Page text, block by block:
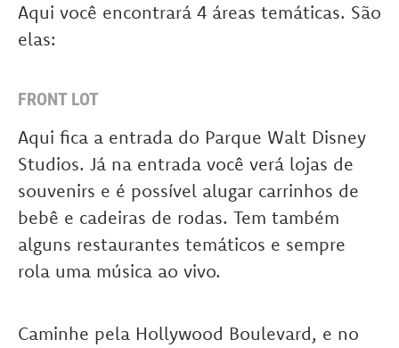
Aqui você encontrará 4 áreas temáticas. São
elas:
FRONT LOT
Aqui fica a entrada do Parque Walt Disney
Studios. Já na entrada você verá lojas de
souvenirs e é possível alugar carrinhos de
bebê e cadeiras de rodas. Tem também
alguns restaurantes temáticos e sempre
rola uma música ao vivo.
Caminhe pela Hollywood Boulevard, e no